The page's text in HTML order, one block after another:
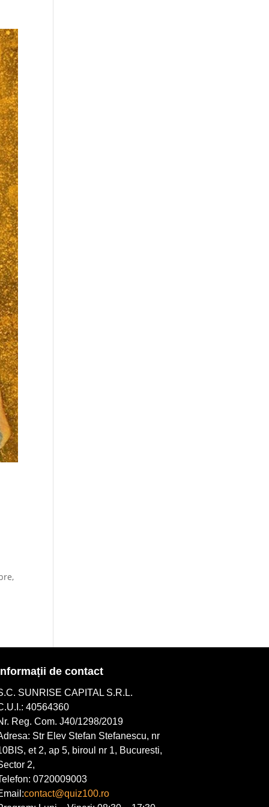
de contact
SUNRISE CAPITAL S.R.L.
40564360
Reg. Com. J40/1298/2019
Str Elev Stefan Stefanescu, nr
et 2, ap 5, biroul nr 1, Bucuresti,
2,
0720009003
contact@quiz100.ro